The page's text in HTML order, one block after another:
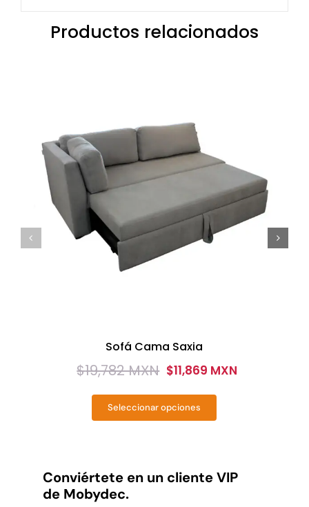
Productos relacionados
Sofá Cama Saxia
$19,782 MXN
Original
price
$11,869 MXN
Current
price
Seleccionar opciones
Este
variantes.
Las
Conviértete en un cliente VIP
de Mobydec.